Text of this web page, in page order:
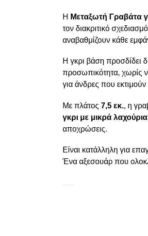
Η Μεταξωτή Γραβάτα
τον διακριτικό
αναβαθμίζουν κάθε
Η γκρι βάση προσδίδει
προσωπικότητα, χωρίς
για άνδρες που εκτιμούν
Με πλάτος 7,5 εκ., η
γκρι με μικρά
αποχρώσεις.
Είναι κατάλληλη για
Ένα αξεσουάρ που